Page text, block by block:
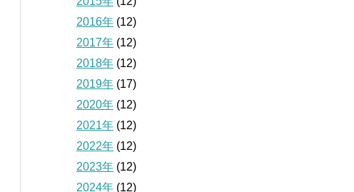
2016年 (12)
2017年 (12)
2018年 (12)
2019年 (17)
2020年 (12)
2021年 (12)
2022年 (12)
2023年 (12)
2024年 (12)